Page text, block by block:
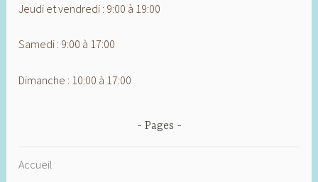
Jeudi et vendredi : 9:00 à 19:00
Samedi : 9:00 à 17:00
Dimanche : 10:00 à 17:00
Pages
Accueil